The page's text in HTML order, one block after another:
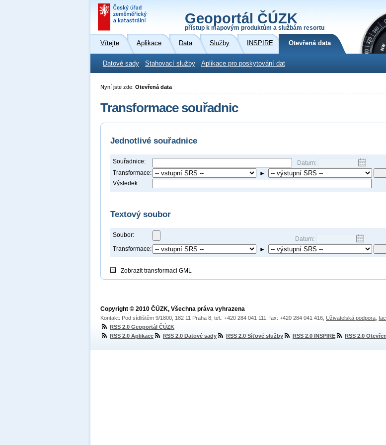
Geoportál ČÚZK
přístup k mapovým produktům a službám resortu
Vítejte Aplikace Data Služby INSPIRE Otevřená data
Datové sady Stahovací služby Aplikace pro poskytování dat
Nyní jste zde: Otevřená data
Transformace souřadnic
Jednotlivé souřadnice
Souřadnice:
Datum:
Transformace:
►
Výsledek:
Textový soubor
Soubor:
Datum:
Transformace:
►
Zobrazittransformaci GML
Copyright © 2010 ČÚZK, Všechna práva vyhrazena
Kontakt: Pod sídlištěm 9/1800, 182 11 Praha 8, tel.: +420 284 041 111, fax: +420 284 041 416, Uživatelská podpora
RSS 2.0 Geoportál ČÚZK
RSS 2.0 Aplikace
RSS 2.0 Datové sady RSS 2.0 Síťové služby RSS 2.0 INSPIRE RSS 2.0